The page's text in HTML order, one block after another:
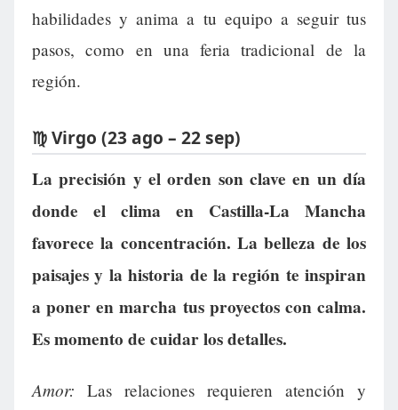
habilidades y anima a tu equipo a seguir tus
pasos, como en una feria tradicional de la
región.
♍ Virgo (23 ago – 22 sep)
La precisión y el orden son clave en un día
donde el clima en Castilla-La Mancha
favorece la concentración. La belleza de los
paisajes y la historia de la región te inspiran
a poner en marcha tus proyectos con calma.
Es momento de cuidar los detalles.
Amor: Las relaciones requieren atención y